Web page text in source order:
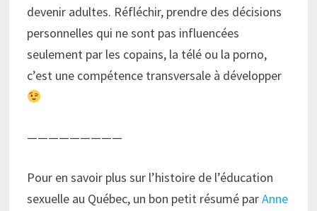
devenir adultes. Réfléchir, prendre des décisions
personnelles qui ne sont pas influencées
seulement par les copains, la télé ou la porno,
c’est une compétence transversale à développer
—————————
Pour en savoir plus sur l’histoire de l’éducation
sexuelle au Québec, un bon petit résumé parAnne